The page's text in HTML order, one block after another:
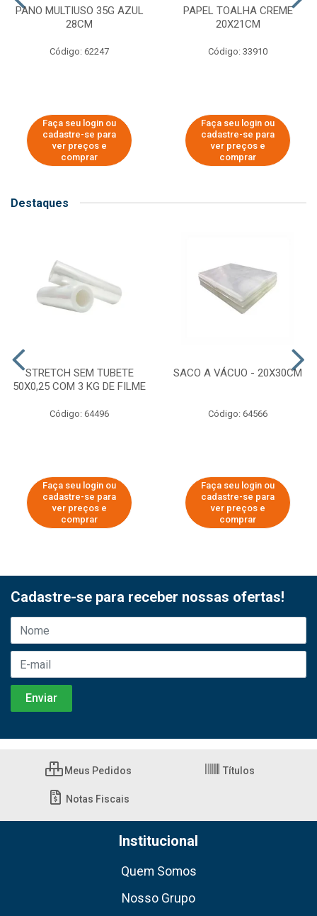
PANO MULTIUSO 35G AZUL
28CM
Código: 62247
Faça seu login ou
cadastre-se para
ver preços e
comprar
PAPEL TOALHA CREME
20X21CM
Código: 33910
Faça seu login ou
cadastre-se para
ver preços e
comprar
Destaques
STRETCH SEM TUBETE
50X0,25 COM 3 KG DE FILME
Código: 64496
Faça seu login ou
cadastre-se para
ver preços e
comprar
SACO A VÁCUO - 20X30CM
Código: 64566
Faça seu login ou
cadastre-se para
ver preços e
comprar
Cadastre-se para receber nossas ofertas!
Meus Pedidos Títulos
Notas Fiscais
Institucional
Quem Somos
Nosso Grupo